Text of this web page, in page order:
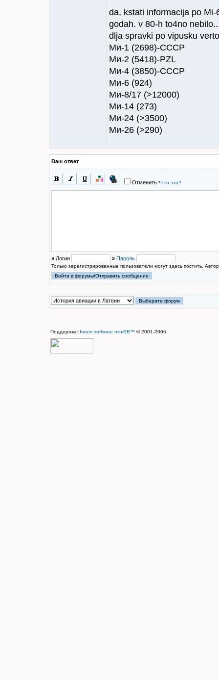
da, kstati informacija po
godah. v 80-h to4no
dlja spravki po vipusku
Ми-1 (2698)-CCCP
Ми-2 (5418)-PZL
Ми-4 (3850)-CCCP
Ми-6 (924)
Ми-8/17 (>12000)
Ми-14 (273)
Ми-24 (>3500)
Ми-26 (>290)
Ваш ответ
Отменить *Что это?
» Логин » Пароль
Только зарегистрированные пользователи могут здесь постить.
Поддержка: forum software miniBB™ © 2001-2006